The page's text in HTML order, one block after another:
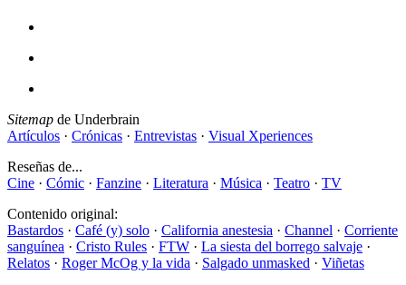
Sitemap de Underbrain
Artículos · Crónicas · Entrevistas · Visual Xperiences
Reseñas de...
Cine · Cómic · Fanzine · Literatura · Música · Teatro · TV
Contenido original:
Bastardos · Café (y) solo · California anestesia · Channel · Corriente
sanguínea · Cristo Rules · FTW · La siesta del borrego salvaje ·
Relatos · Roger McOg y la vida · Salgado unmasked · Viñetas